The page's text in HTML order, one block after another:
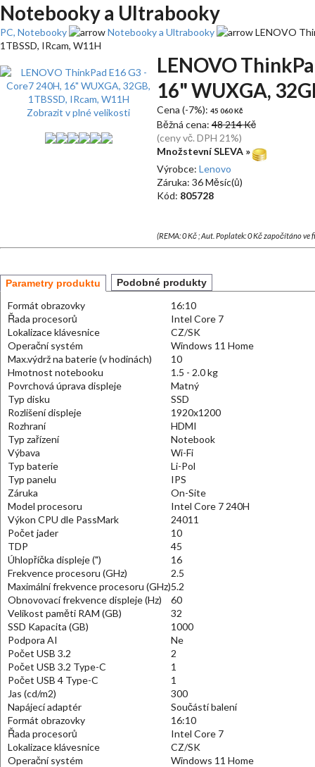
Notebooky a Ultrabooky
PC, Notebooky Notebooky a Ultrabooky
LENOVO
1TBSSD, IRcam, W11H
Zobrazit v plné velikosti
LENOVO
16" WUXGA,
Cena (-7%): 45 060 Kč
Běžná cena: 48 214 Kč
(ceny vč. DPH 21%)
Množstevní SLEVA »
Výrobce: Lenovo
Záruka: 36 Měsíc(ů)
Kód: 805728
(REMA: 0 Kč ; Aut. Poplatek: 0 Kč započítáno
Parametry produktu Podobné produkty
Formát obrazovky
16:10
Řada procesorů
Intel Core 7
Lokalizace klávesnice
CZ/SK
Operační systém
Windows 11 Home
Max.výdrž na baterie (v hodinách)
10
Hmotnost notebooku
1.5 - 2.0 kg
Povrchová úprava displeje
Matný
Typ disku
SSD
Rozlišení displeje
1920x1200
Rozhraní
HDMI
Typ zařízení
Notebook
Výbava
Wi-Fi
Typ baterie
Li-Pol
Typ panelu
IPS
Záruka
On-Site
Model procesoru
Intel Core 7 240H
Výkon CPU dle PassMark
24011
Počet jader
10
TDP
45
Úhlopříčka displeje (")
16
Frekvence procesoru (GHz)
2.5
Maximální frekvence procesoru (GHz)5.2
Obnovovací frekvence displeje (Hz)
60
Velikost paměti RAM (GB)
32
SSD Kapacita (GB)
1000
Podpora AI
Ne
Počet USB 3.2
2
Počet USB 3.2 Type-C
1
Počet USB 4 Type-C
1
Jas (cd/m2)
300
Napájecí adaptér
Součástí balení
Formát obrazovky
16:10
Řada procesorů
Intel Core 7
Lokalizace klávesnice
CZ/SK
Operační systém
Windows 11 Home